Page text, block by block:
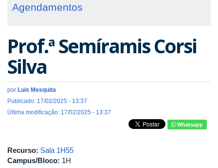
Agendamentos
Prof.ª Semíramis Corsi
Silva
por Luis Mesquita
Publicado: 17/02/2025 - 13:37
Última modificação: 17/02/2025 - 13:37
Whatsapp
Recurso: Sala 1H55
Campus/Bloco: 1H